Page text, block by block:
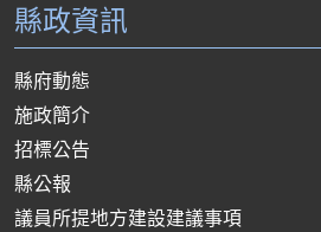
縣政資訊
縣府動態
施政簡介
招標公告
縣公報
議員所提地方建設建議事項